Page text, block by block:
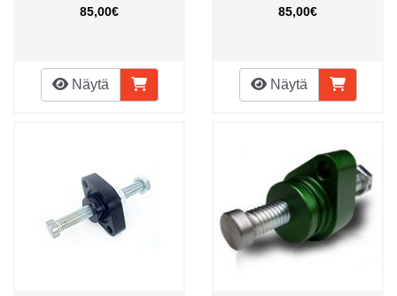
85,00€
Näytä
85,00€
Näytä